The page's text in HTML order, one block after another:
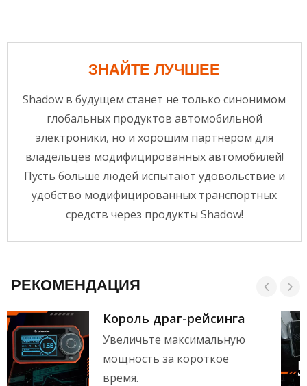
ЗНАЙТЕ ЛУЧШЕЕ
Shadow в будущем станет не только синонимом
глобальных продуктов автомобильной
электроники, но и хорошим партнером для
владельцев модифицированных автомобилей!
Пусть больше людей испытают удовольствие и
удобство модифицированных транспортных
средств через продукты Shadow!
РЕКОМЕНДАЦИЯ
Король драг-рейсинга
Увеличьте максимальную
мощность за короткое
время.